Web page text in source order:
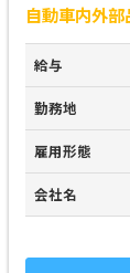
自動車内外
給与
勤務地
雇用形態
会社名